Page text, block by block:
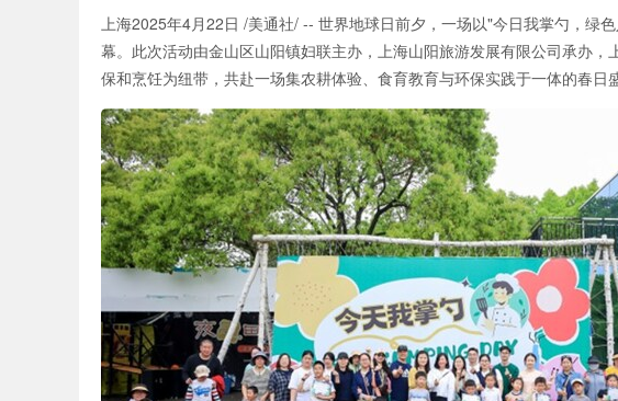
上海2025年4月22日 /美通社/ -- 世界地球日前夕，一场以"今日我掌勺，绿
幕。此次活动由金山区山阳镇妇联主办，上海山阳旅游发展有限公司承办
保和烹饪为纽带，共赴一场集农耕体验、食育教育与环保实践于一体的春日